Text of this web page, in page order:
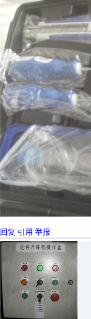
回复 引用 举报